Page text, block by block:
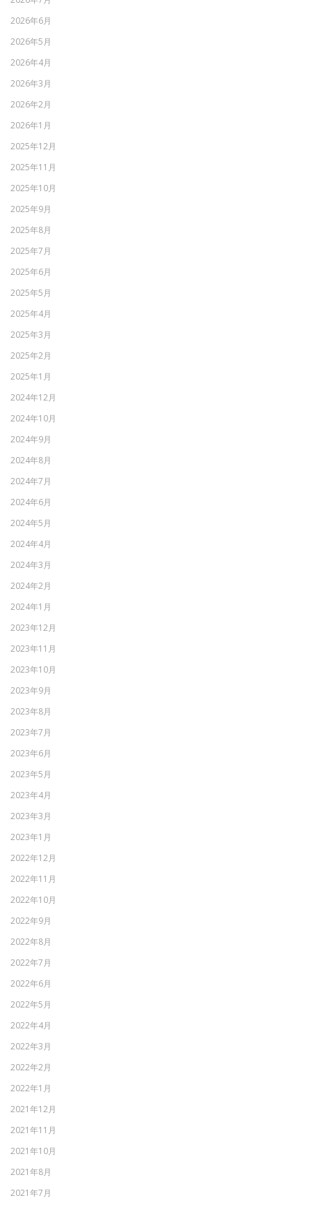
2026年6月
2026年5月
2026年4月
2026年3月
2026年2月
2026年1月
2025年12月
2025年11月
2025年10月
2025年9月
2025年8月
2025年7月
2025年6月
2025年5月
2025年4月
2025年3月
2025年2月
2025年1月
2024年12月
2024年10月
2024年9月
2024年8月
2024年7月
2024年6月
2024年5月
2024年4月
2024年3月
2024年2月
2024年1月
2023年12月
2023年11月
2023年10月
2023年9月
2023年8月
2023年7月
2023年6月
2023年5月
2023年4月
2023年3月
2023年1月
2022年12月
2022年11月
2022年10月
2022年9月
2022年8月
2022年7月
2022年6月
2022年5月
2022年4月
2022年3月
2022年2月
2022年1月
2021年12月
2021年11月
2021年10月
2021年8月
2021年7月